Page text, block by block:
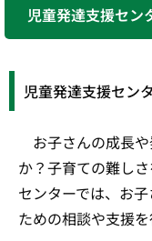
児童発達支援セン
児童発達支援セン
お子さんの成長
か？子育ての難し
センターでは、お
ための相談や支援を